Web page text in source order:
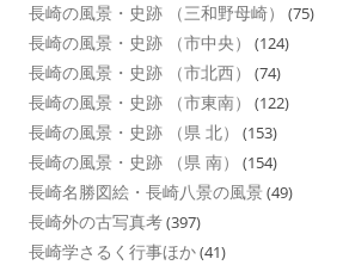
長崎の風景・史跡 （三和野母崎） (75)
長崎の風景・史跡 （市中央） (124)
長崎の風景・史跡 （市北西） (74)
長崎の風景・史跡 （市東南） (122)
長崎の風景・史跡 （県 北） (153)
長崎の風景・史跡 （県 南） (154)
長崎名勝図絵・長崎八景の風景 (49)
長崎外の古写真考(397)
長崎学さるく行事ほか(41)